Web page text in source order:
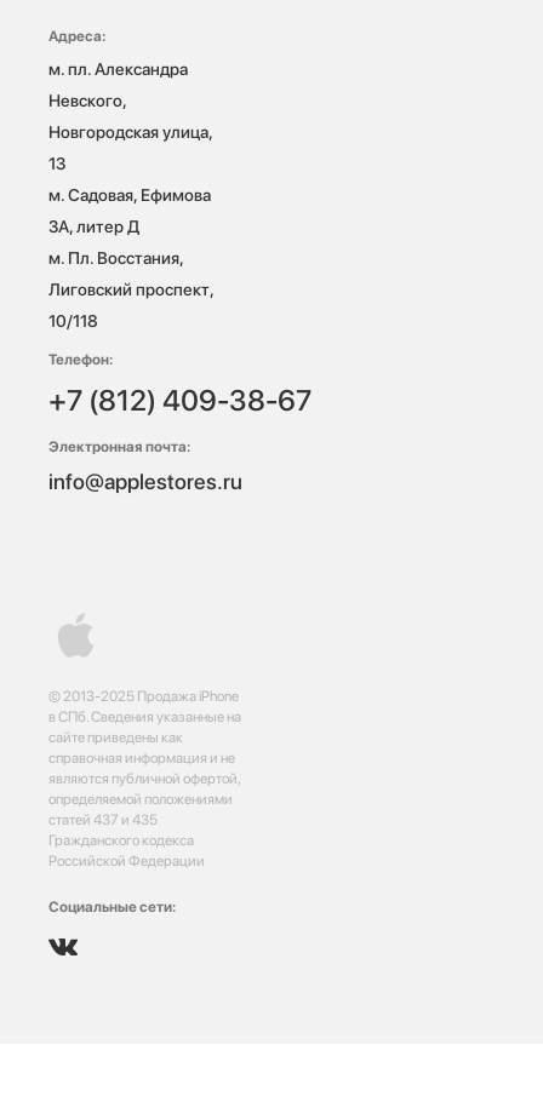
© 2013-2025 Продажа iPhone
в СПб. Сведения указанные на
сайте приведены как
справочная информация и не
являются публичной офертой,
определяемой положениями
статей 437 и 435
Гражданского кодекса
Российской Федерации
Социальные сети:
Адреса:
м. пл. Александра
Невского,
Новгородская улица,
13
м. Садовая, Ефимова
3А, литер Д
м. Пл. Восстания,
Лиговский проспект,
10/118
Телефон:
+7 (812) 409-38-67
Электронная почта:
info@applestores.ru